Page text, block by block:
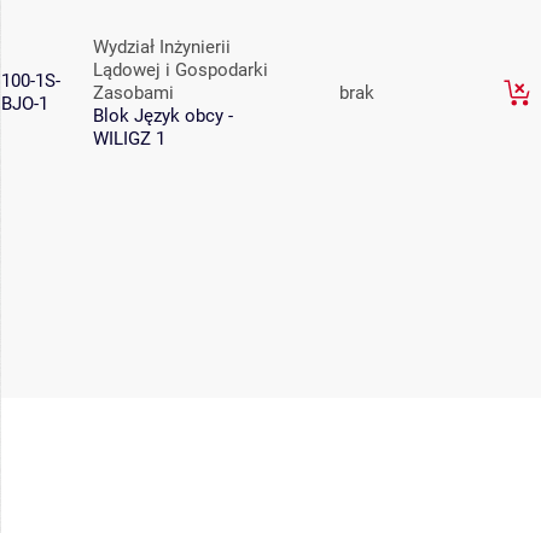
100-1S-
BJO-1
Wydział Inżynierii
Lądowej i Gospodarki
Zasobami
Blok Język obcy -
WILIGZ 1
brak